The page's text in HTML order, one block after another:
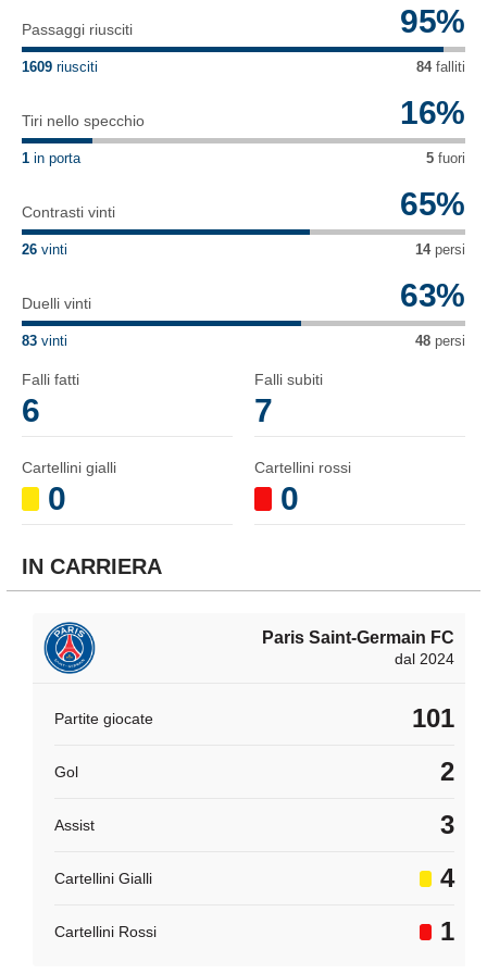
Passaggi riusciti 95%
1609 riusciti 84 falliti
Tiri nello specchio 16%
1 in porta 5 fuori
Contrasti vinti 65%
26 vinti 14 persi
Duelli vinti 63%
83 vinti 48 persi
Falli fatti
6
Falli subiti
7
Cartellini gialli
0
Cartellini rossi
0
IN CARRIERA
Paris Saint-Germain FC
dal 2024
Partite giocate 101
Gol 2
Assist 3
Cartellini Gialli 4
Cartellini Rossi 1